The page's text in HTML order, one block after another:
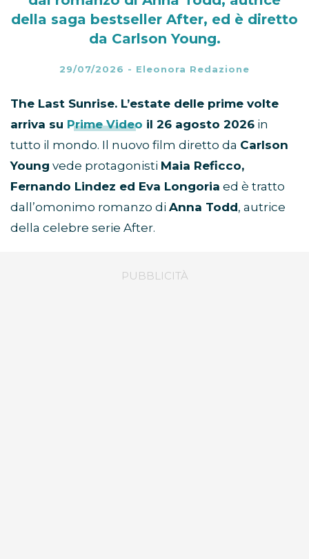
della saga bestseller After, ed è diretto
da Carlson Young.
29/07/2026 - Eleonora Redazione
The Last Sunrise. L’estate delle prime volte
arriva su Prime Video il 26 agosto 2026 in
tutto il mondo. Il nuovo film diretto da Carlson
Young vede protagonisti Maia Reficco,
Fernando Lindez ed Eva Longoria ed è tratto
dall’omonimo romanzo di Anna Todd, autrice
della celebre serie After.